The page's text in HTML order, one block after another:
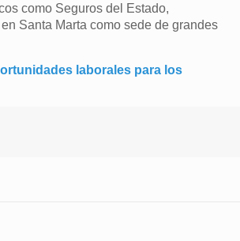
como Seguros del Estado,
Santa Marta como sede de grandes
laborales para los